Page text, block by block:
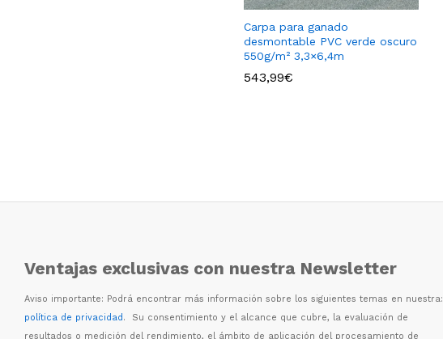
Carpa para ganado
desmontable PVC verde oscuro
550g/m² 3,3×6,4m
543,99€
Ventajas exclusivas con nuestra Newsletter
Aviso importante: Podrá encontrar más información sobre los siguientes temas en nuestra:
política de privacidad. Su consentimiento y el alcance que cubre, la evaluación de
resultados o medición del rendimiento, el ámbito de aplicación del procesamiento de